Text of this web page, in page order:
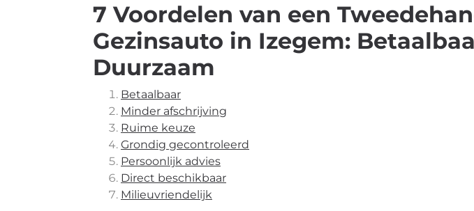
7 Voordelen van een
Gezinsauto in Izegem:
Duurzaam
Betaalbaar
Minder afschrijving
Ruime keuze
Grondig gecontroleerd
Persoonlijk advies
Direct beschikbaar
Milieuvriendelijk